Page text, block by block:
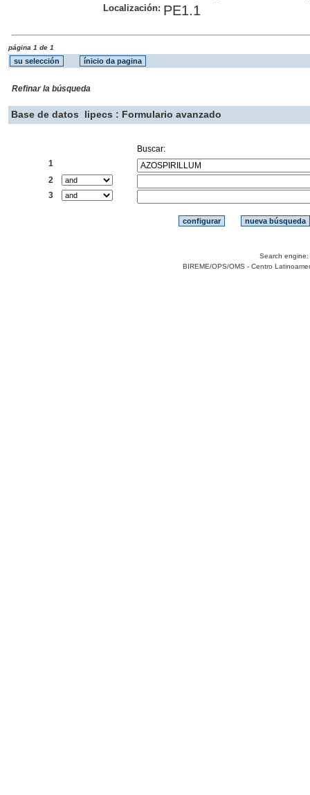
Localización: PE1.1
página 1 de 1
Refinar la búsqueda
Base de datos lipecs : Formulario avanzado
Buscar:
1
2
3
Search engine:
BIREME/OPS/OMS - Centro